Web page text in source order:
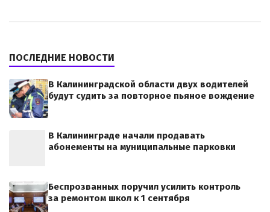
ПОСЛЕДНИЕ НОВОСТИ
В Калининградской области двух водителей
будут судить за повторное пьяное вождение
В Калининграде начали продавать
абонементы на муниципальные парковки
Беспрозванных поручил усилить контроль
за ремонтом школ к 1 сентября